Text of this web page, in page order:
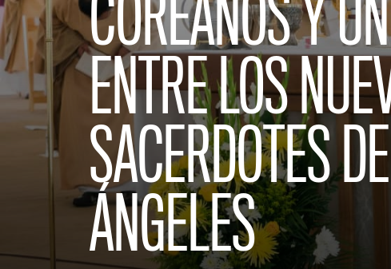
COREANOS Y
ENTRE LOS
SACERDOTES
ÁNGELES